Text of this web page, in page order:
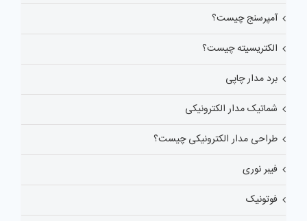
آمپرسنج چیست؟
الکتریسیته چیست؟
برد مدار چاپی
شماتیک مدار الکترونیکی
طراحی مدار الکترونیکی چیست؟
فیبر نوری
فوتونیک